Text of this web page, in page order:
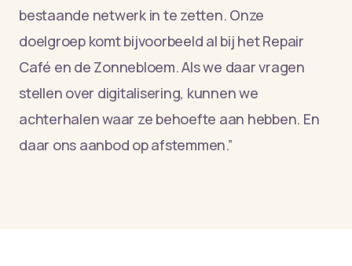
bestaande netwerk in te zetten. Onze
doelgroep komt bijvoorbeeld al bij het Repair
Café en de Zonnebloem. Als we daar vragen
stellen over digitalisering, kunnen we
achterhalen waar ze behoefte aan hebben. En
daar ons aanbod op afstemmen.”